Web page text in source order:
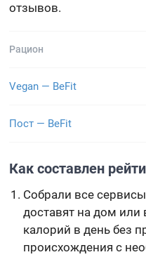
отзывов.
Рацион
Vegan — BeFit
Пост — BeFit
Как составлен
Собрали все
доставят на дом или
калорий в день без
происхождения с